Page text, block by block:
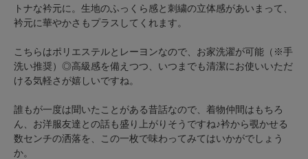
トナな衿元に。生地のふっくら感と刺繍の立体感があいまって、
衿元に華やかさもプラスしてくれます。
こちらはポリエステルとレーヨンなので、お家洗濯が可能（※手
洗い推奨）◎高級感を備えつつ、いつまでも清潔にお使いいただ
ける気軽さが嬉しいですね。
誰もが一度は聞いたことがある昔話なので、着物仲間はもちろ
ん、お洋服友達との話も盛り上がりそうですね♪衿から覗かせる
数センチの洒落を、この一枚で味わってみてはいかがでしょう
か。